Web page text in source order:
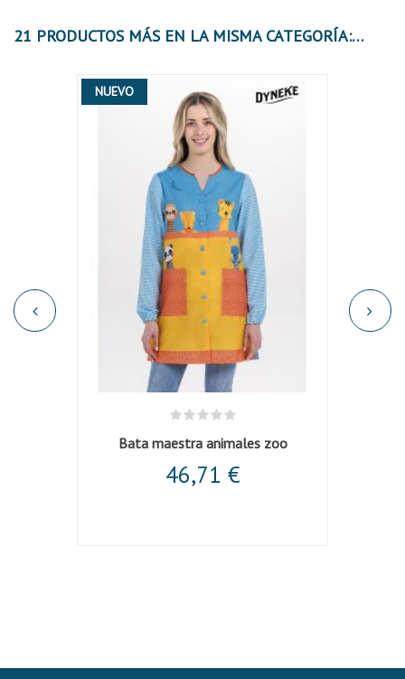
21 PRODUCTOS MÁS EN LA MISMA CATEGORÍA:
NUEVO
Bata maestra animales zoo
46,71 €